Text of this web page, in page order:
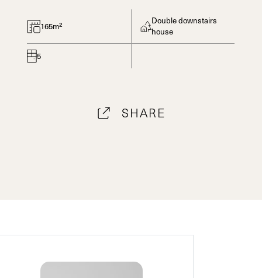
165m²
Double downstairs
house
5
SHARE